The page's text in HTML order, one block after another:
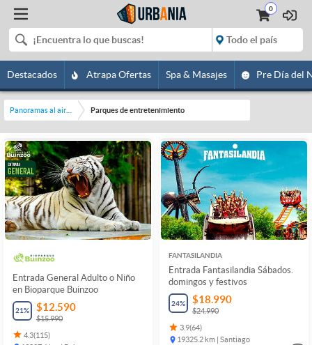
0
Destacados Atrapa Ofertas Spa & Masajes Pre Día del
Panoramas al aire libre Parques de entretenimiento
Entrada General Adulto o Niño
en Bioparque Buinzoo
21% $12.590
$15.990
4.3(115)
FANTASILANDIA
Entrada Fantasilandia Sábados.
domingos y festivos
24% $18.990
$24.990
3.9(64)
19325.2 km | Santiago